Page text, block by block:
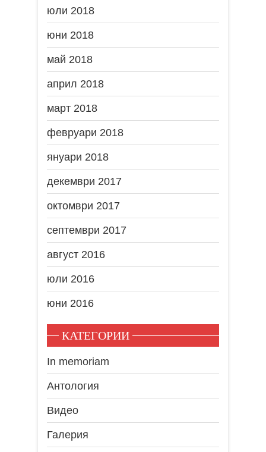
юли 2018
юни 2018
май 2018
април 2018
март 2018
февруари 2018
януари 2018
декември 2017
октомври 2017
септември 2017
август 2016
юли 2016
юни 2016
КАТЕГОРИИ
In memoriam
Антология
Видео
Галерия